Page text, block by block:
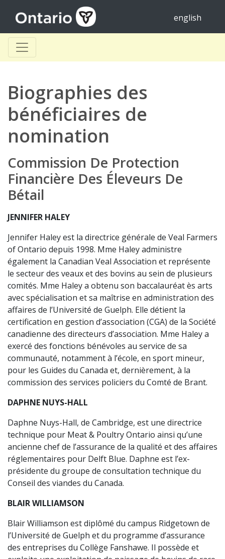
english
Biographies des
bénéficiaires de
nomination
Commission De Protection
Financière Des Éleveurs De
Bétail
JENNIFER HALEY
Jennifer Haley est la directrice générale de Veal Farmers
of Ontario depuis 1998. Mme Haley administre
également la Canadian Veal Association et représente
le secteur des veaux et des bovins au sein de plusieurs
comités. Mme Haley a obtenu son baccalauréat ès arts
avec spécialisation et sa maîtrise en administration des
affaires de l’Université de Guelph. Elle détient la
certification en gestion d’association (CGA) de la Société
canadienne des directeurs d’association. Mme Haley a
exercé des fonctions bénévoles au service de sa
communauté, notamment à l’école, en sport mineur,
pour les Guides du Canada et, dernièrement, à la
commission des services policiers du Comté de Brant.
DAPHNE NUYS-HALL
Daphne Nuys-Hall, de Cambridge, est une directrice
technique pour Meat & Poultry Ontario ainsi qu’une
ancienne chef de l’assurance de la qualité et des affaires
réglementaires pour Delft Blue. Daphne est l’ex-
présidente du groupe de consultation technique du
Conseil des viandes du Canada.
BLAIR WILLIAMSON
Blair Williamson est diplômé du campus Ridgetown de
l’Université de Guelph et du programme d’assurance
des entreprises du Collège Fanshawe. Il possède et